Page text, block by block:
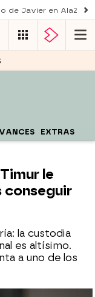
de Javier en AlaZ
EXTRAS
le
conseguir
la custodia
es altísimo.
a uno de los